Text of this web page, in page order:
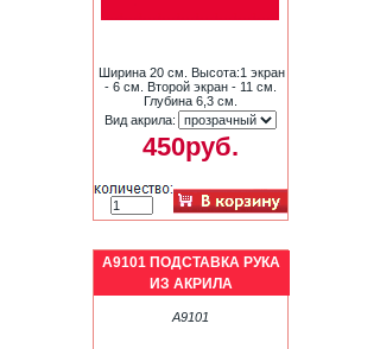
Ширина 20 см. Высота:1 экран
- 6 см. Второй экран - 11 см.
Глубина 6,3 см.
Вид акрила:
450руб.
A9101 ПОДСТАВКА РУКА
ИЗ АКРИЛА
A9101